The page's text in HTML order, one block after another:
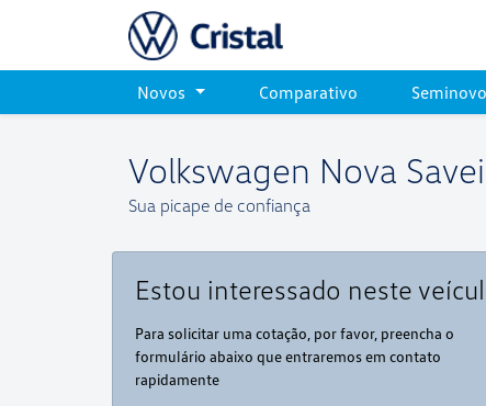
Novos Comparativo
Volkswagen Nova
Sua picape de confiança
Estou interessado neste
Para solicitar uma cotação, por favor, preencha o
formulário abaixo que entraremos em contato
rapidamente